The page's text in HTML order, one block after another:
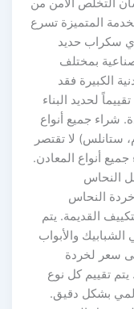
التخلص الآمن من
المتميزة تسرع
سكراب حديد
بمختلف
الكبيرة فقد
لحديد البناء
شراء جميع أنواع
ستانلس) لا تقتصر
أنواع المعادن.
النحاس
النحاس
القديمة. يتم
والأبواب
سعر لخردة
يتم تقييم كل نوع
بشكل دقيق.